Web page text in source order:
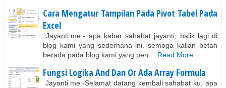
Cara Mengatur Tampilan Pada Pivot Tabel Pada
Excel
Jayanti.me.- apa kabar sahabat jayanti, balik lagi di
blog kami yang sederhana ini. semoga kalian betah
berada pada blog kami yang pen…
Read More...
Fungsi Logika And Dan Or Ada Array Formula
Jayanti.me.-Selamat datang kembali sahabat ku, apa